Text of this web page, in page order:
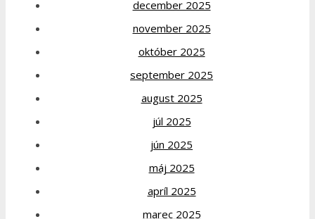
december 2025
november 2025
október 2025
september 2025
august 2025
júl 2025
jún 2025
máj 2025
apríl 2025
marec 2025